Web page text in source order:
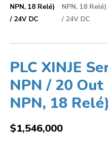
PLC XINJE
NPN / 20
NPN, 18
$1,546,000